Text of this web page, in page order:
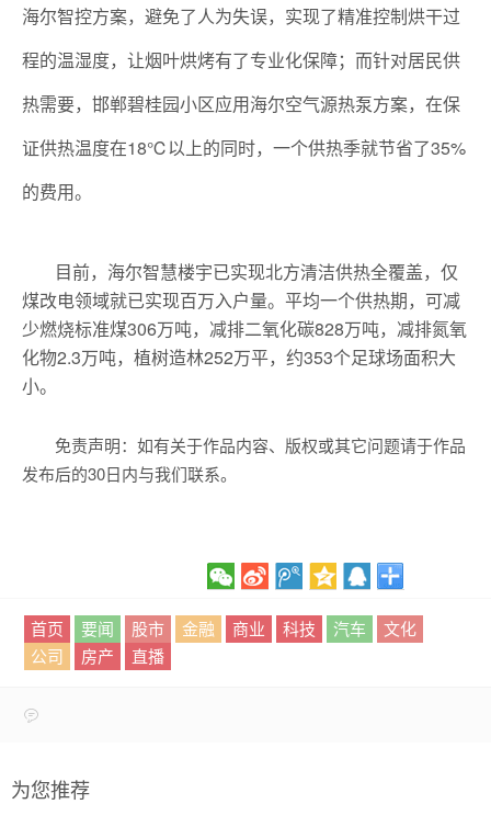
海尔智控方案，避免了人为失误，实现了精准控制烘干过
程的温湿度，让烟叶烘烤有了专业化保障；而针对居民供
热需要，邯郸碧桂园小区应用海尔空气源热泵方案，在保
证供热温度在18℃以上的同时，一个供热季就节省了35%
的费用。
目前，海尔智慧楼宇已实现北方清洁供热全覆盖，仅
煤改电领域就已实现百万入户量。平均一个供热期，可减
少燃烧标准煤306万吨，减排二氧化碳828万吨，减排氮氧
化物2.3万吨，植树造林252万平，约353个足球场面积大
小。
免责声明：如有关于作品内容、版权或其它问题请于作品
发布后的30日内与我们联系。
首页 要闻 股市 金融 商业 科技 汽车
文化
公司
房产 直播
为您推荐